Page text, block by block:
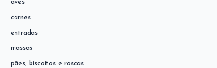
aves
carnes
entradas
massas
pães, biscoitos e roscas